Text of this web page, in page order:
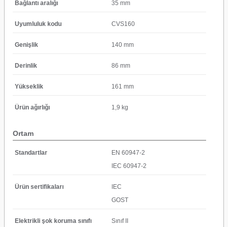
Bağlantı aralığı 35 mm
Uyumluluk kodu CVS160
Genişlik 140 mm
Derinlik 86 mm
Yükseklik 161 mm
Ürün ağırlığı 1,9 kg
Ortam
Standartlar
EN 60947-2
IEC 60947-2
Ürün sertifikaları
IEC
GOST
Elektrikli şok koruma sınıfı Sınıf II